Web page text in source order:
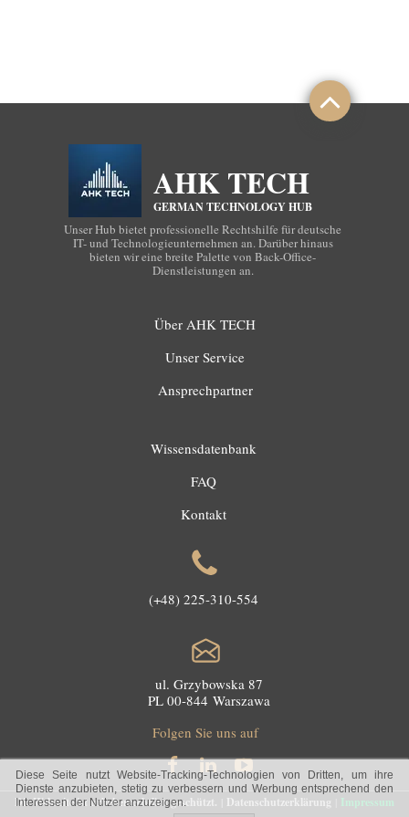
AHK TECH
GERMAN TECHNOLOGY HUB
Unser Hub bietet professionelle Rechtshilfe für deutsche
IT- und Technologieunternehmen an. Darüber hinaus
bieten wir eine breite Palette von Back-Office-
Dienstleistungen an.
ul. Grzybowska 87
PL 00-844 Warszawa
(+48) 225-310-554
Folgen Sie uns auf
Wissensdatenbank
FAQ
Kontakt
Über AHK TECH
Unser Service
Ansprechpartner
Die Webseite ist urheberrechtlich geschützt. Datenschutzerklärung Impressum
Diese Seite nutzt Website-Tracking-Technologien von Dritten, um ihre
Dienste anzubieten, stetig zu verbessern und Werbung entsprechend den
Interessen der Nutzer anzuzeigen.